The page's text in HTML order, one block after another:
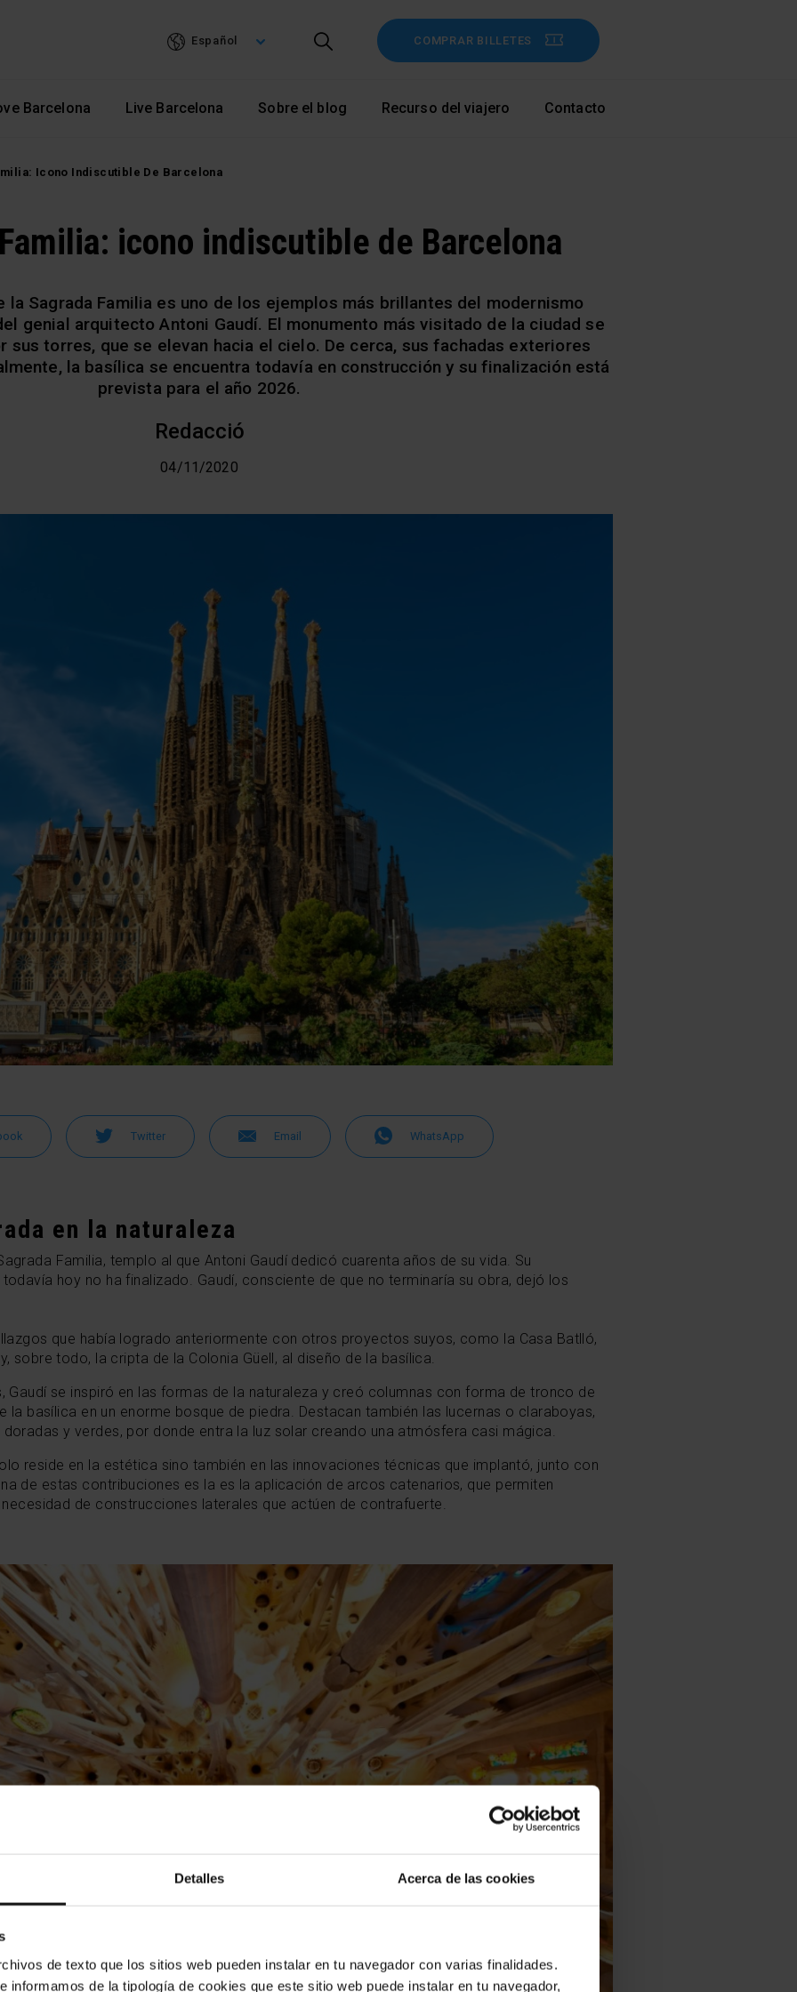
Detalles Acerca de las cookies
de texto que los sitios web pueden instalar en tu navegador con varias finalidades.
informamos de la tipología de cookies que este sitio web puede instalar en tu navegador,
COMPRAR BILLETES
Español
Barcelona Live Barcelona Sobre el blog Recurso del viajero Contacto
Icono Indiscutible De Barcelona
icono indiscutible de Barcelona
la Sagrada Familia es uno de los ejemplos más brillantes del modernismo
genial arquitecto Antoni Gaudí. El monumento más visitado de la ciudad se
sus torres, que se elevan hacia el cielo. De cerca, sus fachadas exteriores
la basílica se encuentra todavía en construcción y su finalización está
prevista para el año 2026.
Redacció
04/11/2020
Twitter Email WhatsApp
en la naturaleza
Familia, templo al que Antoni Gaudí dedicó cuarenta años de su vida. Su
hoy no ha finalizado. Gaudí, consciente de que no terminaría su obra, dejó los
que había logrado anteriormente con otros proyectos suyos, como la Casa Batlló,
sobre todo, la cripta de la Colonia Güell, al diseño de la basílica.
Gaudí se inspiró en las formas de la naturaleza y creó columnas con forma de tronco de
la basílica en un enorme bosque de piedra. Destacan también las lucernas o claraboyas,
y verdes, por donde entra la luz solar creando una atmósfera casi mágica.
reside en la estética sino también en las innovaciones técnicas que implantó, junto con
de estas contribuciones es la es la aplicación de arcos catenarios, que permiten
de construcciones laterales que actúen de contrafuerte.